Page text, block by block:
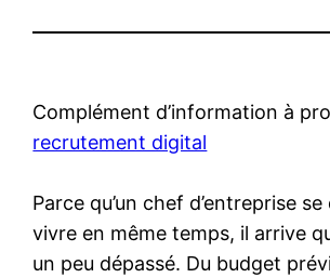
Complément d’information à
recrutement digital
Parce qu’un chef d’entreprise
vivre en même temps, il arrive
un peu dépassé. Du budget